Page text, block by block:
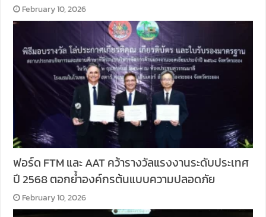
February 10, 2026
ฟอร์ด FTM และ AAT คว้ารางวัลแรงงานระดับประเทศ
ปี 2568 ตอกย้ำองค์กรต้นแบบความปลอดภัย
February 10, 2026